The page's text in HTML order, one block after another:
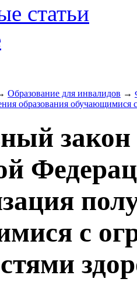
статьи
Образование для инвалидов →
образования обучающимися
с